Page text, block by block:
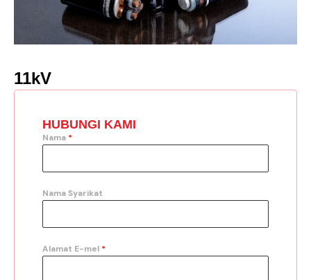
11kV
HUBUNGI KAMI
Nama *
Nama Syarikat
Alamat E-mel *